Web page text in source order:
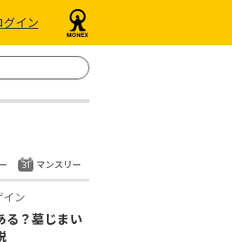
グイン
イン
る？墓じまい
マンスリー